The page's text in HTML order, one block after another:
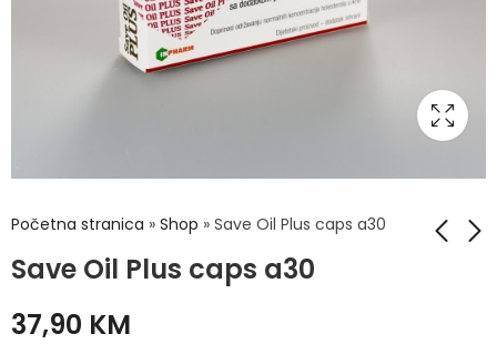
Početna stranica » Shop » Save Oil Plus caps a30
Save Oil Plus caps a30
37,90 KM